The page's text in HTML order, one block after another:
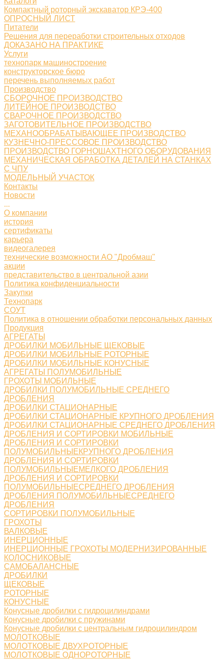
Компактный роторный экскаватор КРЭ-400
ОПРОСНЫЙ ЛИСТ
Питатели
Решения для переработки строительных отходов
ДОКАЗАНО НА ПРАКТИКЕ
Услуги
технопарк машиностроение
конструкторское бюро
перечень выполняемых работ
Производство
СБОРОЧНОЕ ПРОИЗВОДСТВО
ЛИТЕЙНОЕ ПРОИЗВОДСТВО
СВАРОЧНОЕ ПРОИЗВОДСТВО
ЗАГОТОВИТЕЛЬНОЕ ПРОИЗВОДСТВО
МЕХАНООБРАБАТЫВАЮЩЕЕ ПРОИЗВОДСТВО
КУЗНЕЧНО-ПРЕССОВОЕ ПРОИЗВОДСТВО
ПРОИЗВОДСТВО ГОРНОШАХТНОГО ОБОРУДОВАНИЯ
МЕХАНИЧЕСКАЯ ОБРАБОТКА ДЕТАЛЕЙ НА СТАНКАХ
С ЧПУ
МОДЕЛЬНЫЙ УЧАСТОК
Контакты
Новости
...
О компании
история
сертификаты
карьера
видеогалерея
технические возможности АО "Дробмаш"
акции
представительство в центральной азии
Политика конфиденциальности
Закупки
Технопарк
СОУТ
Политика в отношении обработки персональных данных
Продукция
АГРЕГАТЫ
ДРОБИЛКИ МОБИЛЬНЫЕ ЩЕКОВЫЕ
ДРОБИЛКИ МОБИЛЬНЫЕ РОТОРНЫЕ
ДРОБИЛКИ МОБИЛЬНЫЕ КОНУСНЫЕ
АГРЕГАТЫ ПОЛУМОБИЛЬНЫЕ
ГРОХОТЫ МОБИЛЬНЫЕ
ДРОБИЛКИ ПОЛУМОБИЛЬНЫЕ СРЕДНЕГО
ДРОБЛЕНИЯ
ДРОБИЛКИ СТАЦИОНАРНЫЕ
ДРОБИЛКИ СТАЦИОНАРНЫЕ КРУПНОГО ДРОБЛЕНИЯ
ДРОБИЛКИ СТАЦИОНАРНЫЕ СРЕДНЕГО ДРОБЛЕНИЯ
ДРОБЛЕНИЯ И СОРТИРОВКИ МОБИЛЬНЫЕ
ДРОБЛЕНИЯ И СОРТИРОВКИ
ПОЛУМОБИЛЬНЫЕКРУПНОГО ДРОБЛЕНИЯ
ДРОБЛЕНИЯ И СОРТИРОВКИ
ПОЛУМОБИЛЬНЫЕМЕЛКОГО ДРОБЛЕНИЯ
ДРОБЛЕНИЯ И СОРТИРОВКИ
ПОЛУМОБИЛЬНЫЕСРЕДНЕГО ДРОБЛЕНИЯ
ДРОБЛЕНИЯ ПОЛУМОБИЛЬНЫЕСРЕДНЕГО
ДРОБЛЕНИЯ
СОРТИРОВКИ ПОЛУМОБИЛЬНЫЕ
ГРОХОТЫ
ВАЛКОВЫЕ
ИНЕРЦИОННЫЕ
ИНЕРЦИОННЫЕ ГРОХОТЫ МОДЕРНИЗИРОВАННЫЕ
КОЛОСНИКОВЫЕ
САМОБАЛАНСНЫЕ
ДРОБИЛКИ
ЩЕКОВЫЕ
РОТОРНЫЕ
КОНУСНЫЕ
Конусные дробилки с гидроцилиндрами
Конусные дробилки с пружинами
Конусные дробилки с центральным гидроцилиндром
МОЛОТКОВЫЕ
МОЛОТКОВЫЕ ДВУХРОТОРНЫЕ
МОЛОТКОВЫЕ ОДНОРОТОРНЫЕ